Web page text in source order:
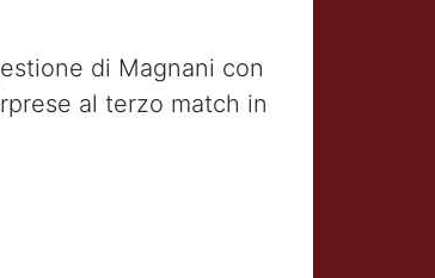
di Magnani con
al terzo match in